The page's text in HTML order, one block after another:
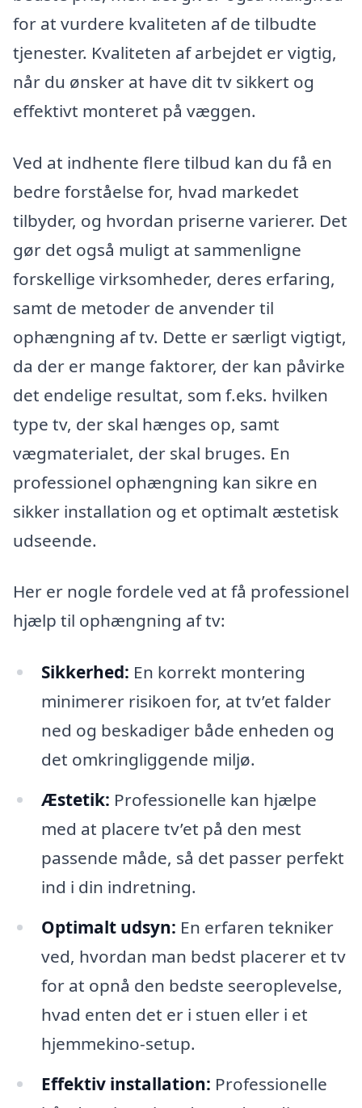
for at vurdere kvaliteten af de tilbudte
tjenester. Kvaliteten af arbejdet er vigtig,
når du ønsker at have dit tv sikkert og
effektivt monteret på væggen.
Ved at indhente flere tilbud kan du få en
bedre forståelse for, hvad markedet
tilbyder, og hvordan priserne varierer. Det
gør det også muligt at sammenligne
forskellige virksomheder, deres erfaring,
samt de metoder de anvender til
ophængning af tv. Dette er særligt vigtigt,
da der er mange faktorer, der kan påvirke
det endelige resultat, som f.eks. hvilken
type tv, der skal hænges op, samt
vægmaterialet, der skal bruges. En
professionel ophængning kan sikre en
sikker installation og et optimalt æstetisk
udseende.
Her er nogle fordele ved at få professionel
hjælp til ophængning af tv:
Sikkerhed: En korrekt montering
minimerer risikoen for, at tv’et falder
ned og beskadiger både enheden og
det omkringliggende miljø.
Æstetik: Professionelle kan hjælpe
med at placere tv’et på den mest
passende måde, så det passer perfekt
ind i din indretning.
Optimalt udsyn: En erfaren tekniker
ved, hvordan man bedst placerer et tv
for at opnå den bedste seeroplevelse,
hvad enten det er i stuen eller i et
hjemmekino-setup.
Effektiv installation: Professionelle